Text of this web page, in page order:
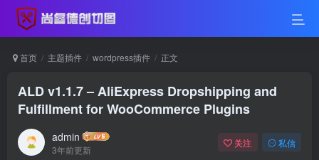
首页 主题插件 wordpress插件 正文
ALD v1.1.7 – AliExpress Dropshipping and
Fulfillment for WooCommerce Plugins
admin
3年前更新
关注 私信